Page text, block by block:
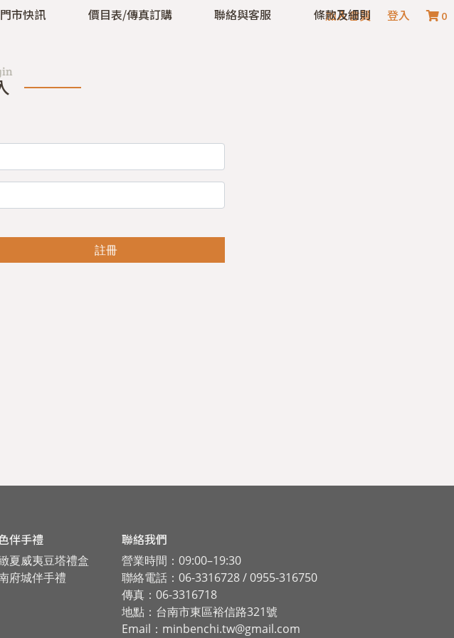
加入會員 登入 0
門市快訊 價目表/傳真訂購 聯絡與客服 條款及細則
註冊
伴手禮
夏威夷豆塔禮盒
府城伴手禮
聯絡我們
營業時間：09:00–19:30
聯絡電話：06-3316728 / 0955-316750
傳真：06-3316718
地點：台南市東區裕信路321號
Email：minbenchi.tw@gmail.com